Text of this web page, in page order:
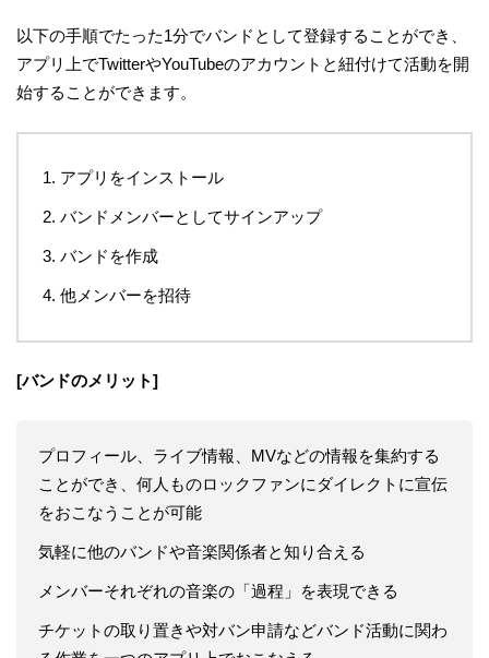
以下の手順でたった1分でバンドとして登録することができ、
アプリ上でTwitterやYouTubeのアカウントと紐付けて活動を開
始することができます。
アプリをインストール
バンドメンバーとしてサインアップ
バンドを作成
他メンバーを招待
[バンドのメリット]
プロフィール、ライブ情報、MVなどの情報を集約する
ことができ、何人ものロックファンにダイレクトに宣伝
をおこなうことが可能
気軽に他のバンドや音楽関係者と知り合える
メンバーそれぞれの音楽の「過程」を表現できる
チケットの取り置きや対バン申請などバンド活動に関わ